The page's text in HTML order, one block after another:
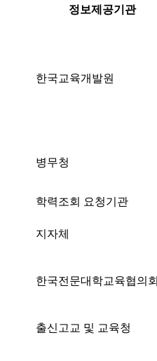
정보제공기관
한국교육개발원
병무청
학력조회 요청기관
지자체
한국전문대학교육협의회
출신고교 및 교육청